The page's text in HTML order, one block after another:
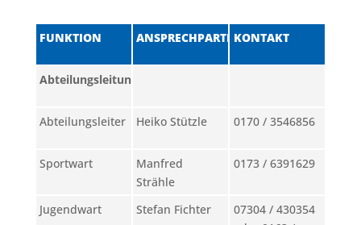
FUNKTION ANSPRECHPARTNERKONTAKT
Abteilungsleitung
Abteilungsleiter Heiko Stützle 0170 / 3546856
Sportwart
Manfred
Strähle
0173 / 6391629
Jugendwart Stefan Fichter
07304 / 430354